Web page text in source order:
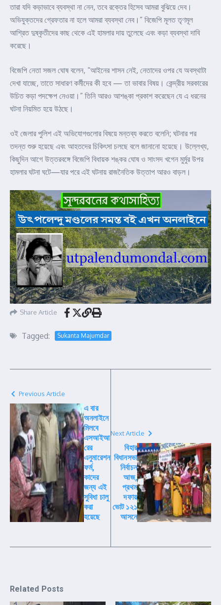
তারা যদি কড়াভাবে ব্যবস্থা না নেন, তবে রক্তের হিসেব আমরা বুঝিয়ে দেব।
অভিযুক্তদের গ্রেফতার না হলে আমরা ব্যবস্থা নেব।” বিজেপি মূলত তৃণমূল
আশ্রিত দুষ্কৃতীদের কাছ থেকে এই হামলার দায় তুলেছে এবং কড়া ব্যবস্থা দাবি
করেছে।
বিজেপি নেতা সজল ঘোষ বলেন, “আইনের শাসন নেই, নেতাদের ওপর যে অবস্থাটা
দেখা যাচ্ছে, তাতে সাধারণ কর্মীদের কী হবে — তা ভাবার বিষয়। কেন্দ্রীয় সরকারের
উচিত কড়া পদক্ষেপ নেওয়া।” তিনি আরও আশঙ্কা প্রকাশ করেছেন যে এ ধরনের
ঘটনা নিয়মিত হয়ে উঠছে।
ওই জেলার পুলিশ এই অভিযোগগুলোর বিষয়ে মন্তব্য করতে বলেনি; ঘটনার পর
তদন্ত শুরু হয়েছে এবং আহতদের চিকিৎসা চলছে বলে জানানো হয়েছে। উল্লেখ্য,
কিছুদিন আগে উত্তরবঙ্গে বিজেপি বিধায়ক শঙ্কর ঘোষ ও সাংসদ খগেন মুর্মুর উপর
হামলার ঘটনা ঘটে—যার পরে এই ঘটনায় রাজনৈতিক উত্তাপ আরও বাড়ল।
Share Article
Tagged: Sukanta Majumdar
Previous Article
এ বার
অনলাইনে
মিলবে
এসআইআ
রের
এনুমারেশন
ফর্ম,
কাদের
জন্য এই
সুবিধা চালু
করা
হয়েছে
Next Article
বিহার
বিধানসভা
নির্বাচন
আজ,
প্রথম
দফায়
ভোট ১২১
আসনে
Related Posts